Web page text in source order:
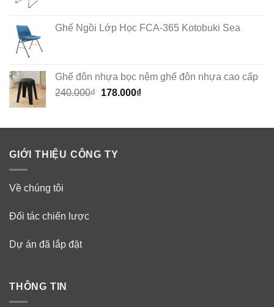
Ghế Ngồi Lớp Học FCA-365 Kotobuki Sea
Ghế đôn nhựa bọc nệm ghế đôn nhựa cao cấp
240.000₫ Original
240.000₫.
178.000₫Current
178.000₫.
GIỚI THIỆU CÔNG TY
Về chúng tôi
Đối tác chiến lược
Dự án đã lắp đặt
THÔNG TIN